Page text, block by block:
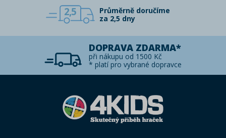
2,5
Průměrně doručíme
za 2,5 dny
DOPRAVA ZDARMA*
při nákupu od 1500 Kč
* platí pro vybrané dopravce